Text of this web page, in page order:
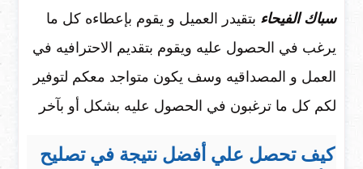
سباك الفيحاء بتقيدر العميل و يقوم بإعطاءه كل ما
يرغب في الحصول عليه ويقوم بتقديم الاحترافيه في
العمل و المصداقيه وسف يكون متواجد معكم لتوفير
لكم كل ما ترغبون في الحصول عليه بشكل أو بآخر
كيف تحصل علي أفضل نتيجة في تصليح